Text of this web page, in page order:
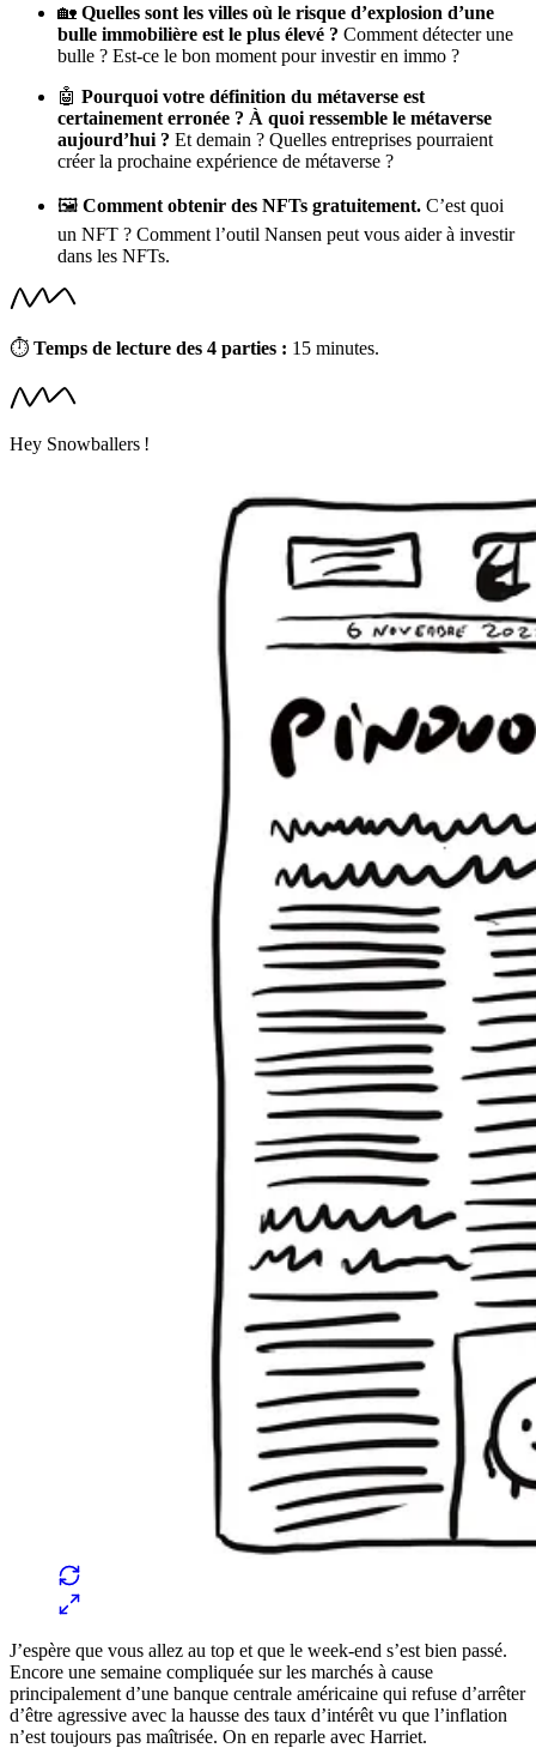
🏡 Quelles sont les villes où le risque d’explosion d’une
bulle immobilière est le plus élevé ? Comment détecter une
bulle ? Est-ce le bon moment pour investir en immo ?
🤖 Pourquoi votre définition du métaverse est
certainement erronée ? À quoi ressemble le métaverse
aujourd’hui ? Et demain ? Quelles entreprises pourraient
créer la prochaine expérience de métaverse ?
🖼 Comment obtenir des NFTs gratuitement. C’est quoi
un NFT ? Comment l’outil Nansen peut vous aider à investir
dans les NFTs.
⏱ Temps de lecture des 4 parties : 15 minutes.
Hey Snowballers !
J’espère que vous allez au top et que le week-end s’est bien passé.
Encore une semaine compliquée sur les marchés à cause
principalement d’une banque centrale américaine qui refuse d’arrêter
d’être agressive avec la hausse des taux d’intérêt vu que l’inflation
n’est toujours pas maîtrisée. On en reparle avec Harriet.